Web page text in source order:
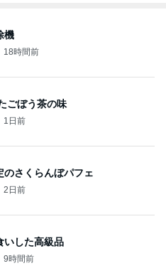
機
18時間前
ごぼう茶の味
1日前
のさくらんぼパフェ
2日前
いした高級品
9時間前